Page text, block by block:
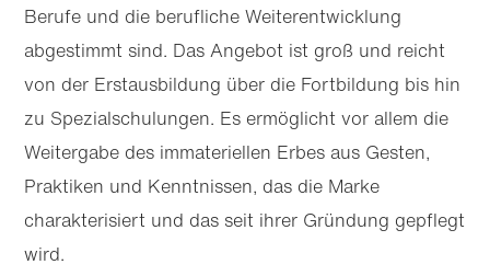
Berufe und die berufliche Weiterentwicklung
abgestimmt sind. Das Angebot ist groß und reicht
von der Erstausbildung über die Fortbildung bis hin
zu Spezial­schulungen. Es ermöglicht vor allem die
Weitergabe des immateriellen Erbes aus Gesten,
Praktiken und Kenntnissen, das die Marke
charakterisiert und das seit ihrer Gründung gepflegt
wird.